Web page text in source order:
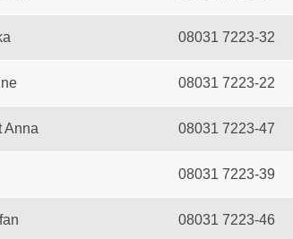
08031 7223-32
08031 7223-22
Anna 08031 7223-47
08031 7223-39
08031 7223-46